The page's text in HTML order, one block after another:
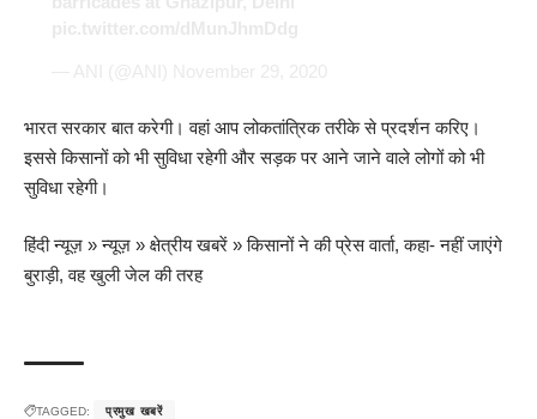
भारत सरकार बात करेगी। वहां आप लोकतांत्रिक तरीके से प्रदर्शन करिए।
इससे किसानों को भी सुविधा रहेगी और सड़क पर आने जाने वाले लोगों को भी
सुविधा रहेगी।
हिंदी न्यूज़ »न्यूज़ » क्षेत्रीय खबरें »किसानों ने की प्रेस वार्ता, कहा- नहीं जाएंगे
बुराड़ी, वह खुली जेल की तरह
TAGGED: प्रमुख खबरें